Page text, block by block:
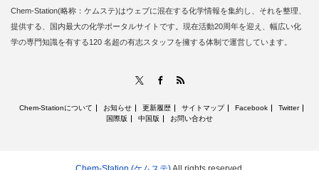
Chem-Station(略称：ケムステ)はウェブに混在する化学情報を集約し、それを整理、
提供する、国内最大の化学ポータルサイトです。現在活動20周年を迎え、幅広い化
学の専門知識を有する120 名超の有志スタッフを擁する体制で運営しています。
Facebook
Chem-Stationについて お知らせ 更新履歴 サイトマップ Facebook
Twitter
国際版
中国版 お問い合わせ